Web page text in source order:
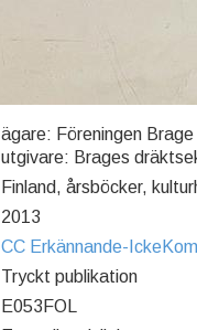
ägare: Föreningen Brage
utgivare: Brages
Finland, årsböcker,
2013
CC Erkännande-
Tryckt publikation
E053FOL